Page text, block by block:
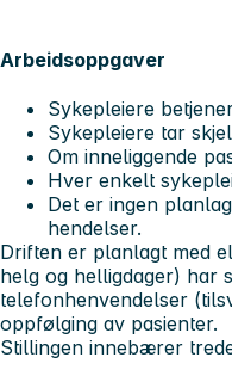
Arbeidsoppgaver
Sykepleiere
Sykepleiere tar
Om inneliggende
Hver enkelt
Det er ingen
hendelser.
Driften er planlagt med
helg og helligdager) har
telefonhenvendelser
oppfølging av pasienter.
Stillingen innebærer